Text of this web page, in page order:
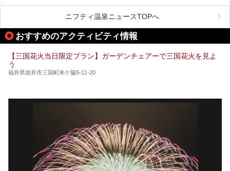
チームサウナ、塩サウナなどが存在し、施設によって様々な
こだわりを持つ施設も増えています。
ススメ温泉・銭湯・スパを10件まとめてご紹介します。
ニフティ温泉ニュースTOPへ
おすすめのアクティビティ情報
【三国花火当日限定プラン】ガーデンチェアーで三国花火を見よ
う
福井県坂井市三国町米ケ脇5-11-20